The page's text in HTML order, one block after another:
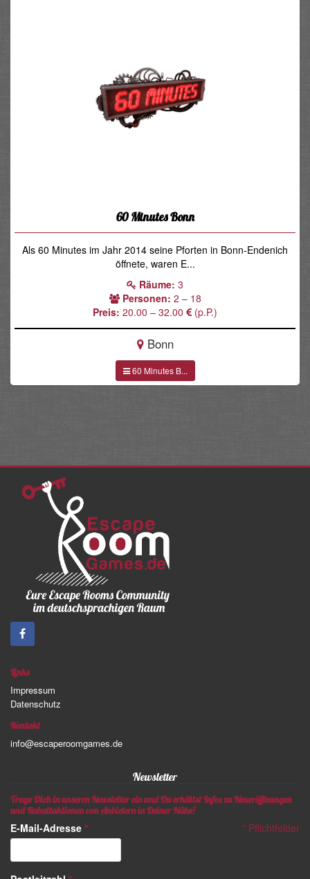
60 Minutes Bonn
Als 60 Minutes im Jahr 2014 seine Pforten in Bonn-Endenich
öffnete, waren E...
Räume: 3
Personen: 2 – 18
Preis: 20.00 – 32.00 (p.P.)
Bonn
60 Minutes B...
Links
Impressum
Datenschutz
Kontakt
info@escaperoomgames.de
Newsletter
Trage Dich in unseren Newsletter ein und Du erhältst Infos zu Neueröffnungen
und Rabattaktionen von Anbietern in Deiner Nähe!
* Pflichtfelder
E-Mail-Adresse *